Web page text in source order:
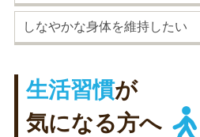
しなやかな身体を維持したい
生活習慣が
気になる方へ